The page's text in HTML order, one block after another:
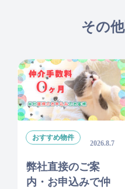
その
おすすめ物件
2026.8.7
弊社直接のご案
内・お申込みで仲